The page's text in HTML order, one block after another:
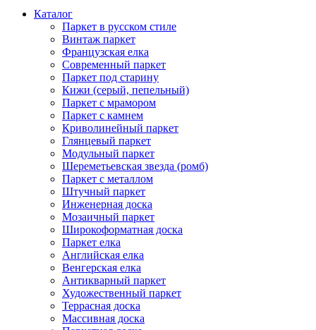
Каталог
Паркет в русском стиле
Винтаж паркет
Французская елка
Современный паркет
Паркет под старину
Кижи (серый, пепельный)
Паркет с мрамором
Паркет с камнем
Криволинейный паркет
Глянцевый паркет
Модульный паркет
Шереметьевская звезда (ромб)
Паркет с металлом
Штучный паркет
Инженерная доска
Мозаичный паркет
Широкоформатная доска
Паркет елка
Английская елка
Венгерская елка
Антикварный паркет
Художественный паркет
Террасная доска
Массивная доска